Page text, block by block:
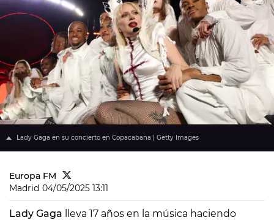
Lady Gaga en su concierto en Copacabana | Getty Images
Europa FM
Madrid 04/05/2025 13:11
Lady Gaga lleva 17 años en la música haciendo